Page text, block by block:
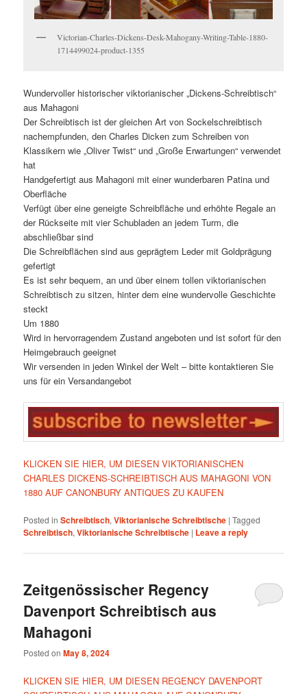
Victorian-Charles-Dickens-Desk-Mahogany-Writing-Table-1880-
1714499024-product-1355
Wundervoller historischer viktorianischer „Dickens-Schreibtisch“
aus Mahagoni
Der Schreibtisch ist der gleichen Art von Sockelschreibtisch
nachempfunden, den Charles Dicken zum Schreiben von
Klassikern wie „Oliver Twist“ und „Große Erwartungen“ verwendet
hat
Handgefertigt aus Mahagoni mit einer wunderbaren Patina und
Oberfläche
Verfügt über eine geneigte Schreibfläche und erhöhte Regale an
der Rückseite mit vier Schubladen an jedem Turm, die
abschließbar sind
Die Schreibflächen sind aus geprägtem Leder mit Goldprägung
gefertigt
Es ist sehr bequem, an und über einem tollen viktorianischen
Schreibtisch zu sitzen, hinter dem eine wundervolle Geschichte
steckt
Um 1880
Wird in hervorragendem Zustand angeboten und ist sofort für den
Heimgebrauch geeignet
Wir versenden in jeden Winkel der Welt – bitte kontaktieren Sie
uns für ein Versandangebot
KLICKEN SIE HIER, UM DIESEN VIKTORIANISCHEN
CHARLES DICKENS-SCHREIBTISCH AUS MAHAGONI VON
1880 AUF CANONBURY ANTIQUES ZU KAUFEN
Posted in Schreibtisch,Viktorianische Schreibtische |Tagged
Schreibtisch,Viktorianische Schreibtische | Leave a reply
Zeitgenössischer Regency
Davenport Schreibtisch aus
Mahagoni
Posted onMay 8, 2024
KLICKEN SIE HIER, UM DIESEN REGENCY DAVENPORT